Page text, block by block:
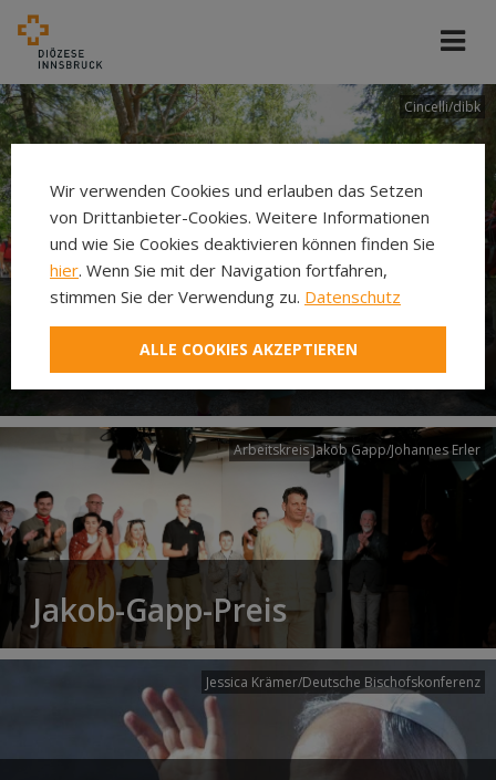
Cincelli/dibk
Neuer Pilgerweg Via
Laudato si’
Arbeitskreis Jakob Gapp/Johannes Erler
Jakob-Gapp-Preis
Jessica Krämer/Deutsche Bischofskonferenz
Wir verwenden Cookies und erlauben das Setzen
von Drittanbieter-Cookies. Weitere Informationen
und wie Sie Cookies deaktivieren können finden Sie
hier. Wenn Sie mit der Navigation fortfahren,
stimmen Sie der Verwendung zu. Datenschutz
ALLE COOKIES AKZEPTIEREN